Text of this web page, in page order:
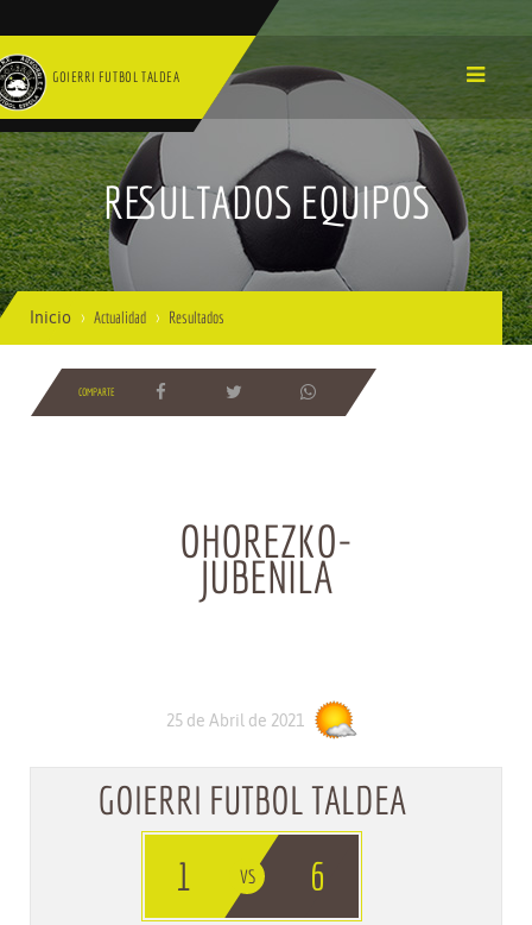
GOIERRI FUTBOL TALDEA
RESULTADOS EQUIPOS
Inicio Actualidad Resultados
COMPARTE
OHOREZKO-
JUBENILA
25 de Abril de 2021
GOIERRI FUTBOL TALDEA
1
6